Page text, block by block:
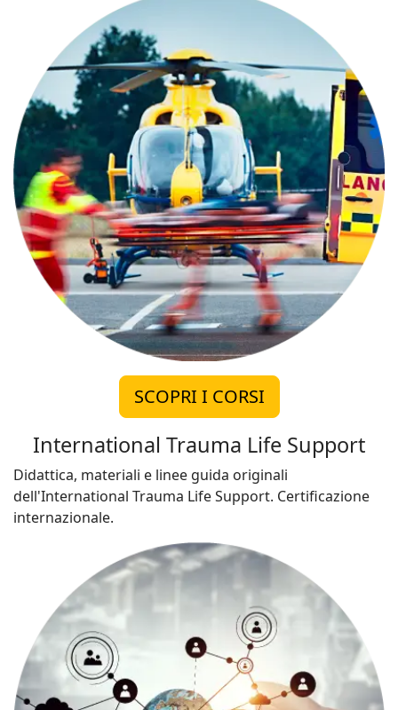
SCOPRI I CORSI
International Trauma Life Support
Didattica, materiali e linee guida originali
dell'International Trauma Life Support. Certificazione
internazionale.